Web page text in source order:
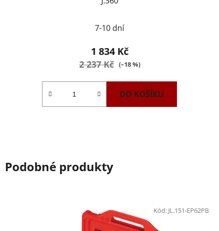
7-10 dní
1 834 Kč
2 237 Kč (–18 %)
DO KOŠÍKU
Podobné produkty
Kód: JL.151-EP62PB